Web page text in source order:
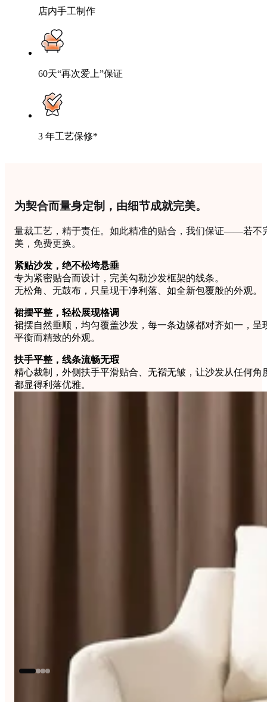
店内手工制作
60天“再次爱上”保证
3 年工艺保修*
为契合而量身定制，由细节成就完美。
量裁工艺，精于责任。如此精准的贴合，我们保证——若不
美，免费更换。
紧贴沙发，绝不松垮悬垂
专为紧密贴合而设计，完美勾勒沙发框架的线条。
无松角、无鼓布，只呈现干净利落、如全新包覆般的外观。
裙摆平整，轻松展现格调
裙摆自然垂顺，均匀覆盖沙发，每一条边缘都对齐如一，呈
平衡而精致的外观。
扶手平整，线条流畅无瑕
精心裁制，外侧扶手平滑贴合、无褶无皱，让沙发从任何角
都显得利落优雅。